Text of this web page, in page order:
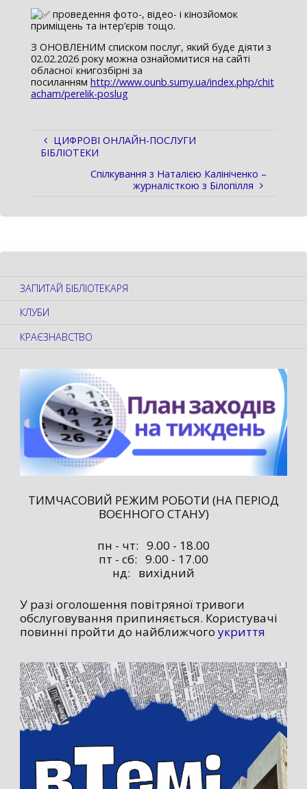
проведення фото-, відео- і кінозйомок
приміщень та інтер’єрів тощо.
З ОНОВЛЕНИМ списком послуг, який буде діяти з
02.02.2026 року можна ознайомитися на сайті
обласної книгозбірні за
посиланням http://www.ounb.sumy.ua/index.php/chit
acham/perelik-poslug
ЦИФРОВІ ОНЛАЙН-ПОСЛУГИ
БІБЛІОТЕКИ
Спілкування з Наталією Калініченко –
журналісткою з Білопілля
ЗАПИТАЙ БІБЛІОТЕКАРЯ
КЛУБИ
КРАЄЗНАВСТВО
ТИМЧАСОВИЙ РЕЖИМ РОБОТИ (НА ПЕРІОД
ВОЄННОГО СТАНУ)
пн - чт: 9.00 - 18.00
пт - сб: 9.00 - 17.00
нд: вихідний
У разі оголошення повітряної тривоги
обслуговування припиняється. Користувачі
повинні пройти до найближчого укриття